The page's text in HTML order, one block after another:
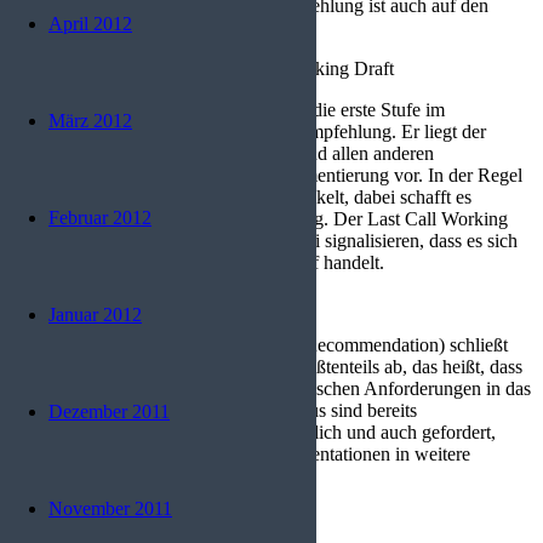
April 2012
März 2012
Februar 2012
Januar 2012
Dezember 2011
November 2011
Entwicklungsprozess bis zu einer Empfehlung ist auch auf den
Seiten des W3C dokumentiert.
Working Draft und Last Call Working Draft
Der Arbeitsentwurf (Working Draft) ist die erste Stufe im
Standardisierungsprozess einer W3C-Empfehlung. Er liegt der
Öffentlichkeit, den W3C-Mitgliedern und allen anderen
interessierten Organisationen zur Kommentierung vor. In der Regel
werden mehrere Arbeitsentwürfe entwickelt, dabei schafft es
allerdings nicht jeder bis zur Empfehlung. Der Last Call Working
Draft (deutsch letzter Aufruf) soll hierbei signalisieren, dass es sich
um den geplanten letzten Arbeitsentwurf handelt.
Candidate Recommendation
Der Empfehlungskandidat (Candidate Recommendation) schließt
die eigentliche Arbeit am Dokument größtenteils ab, das heißt, dass
die betreuende Arbeitsgruppe alle technischen Anforderungen in das
Dokument integriert hat. In diesem Status sind bereits
Implementationen der Technologie möglich und auch gefordert,
wobei die Erfahrungen aus den Implementationen in weitere
Proposed Recommendation